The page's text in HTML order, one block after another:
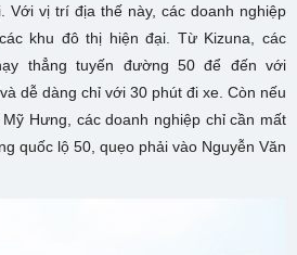
Với vị trí địa thế này, các doanh nghiệp
khu đô thị hiện đại. Từ Kizuna, các
thẳng tuyến đường 50 để đến với
dễ dàng chỉ với 30 phút đi xe. Còn nếu
Hưng, các doanh nghiệp chỉ cần mất
quốc lộ 50, quẹo phải vào Nguyễn Văn